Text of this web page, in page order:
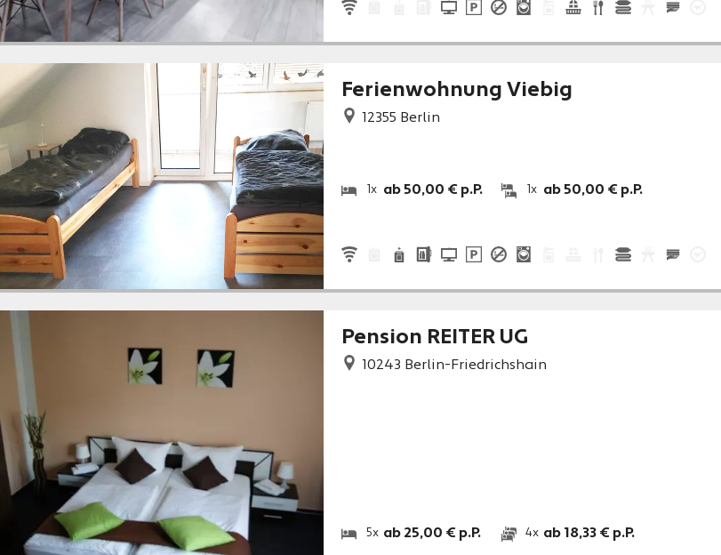
Ferienwohnung Viebig
12355 Berlin
1x ab 50,00 € p.P. 1x ab 50,00 € p.P.
Pension REITER UG
10243 Berlin-Friedrichshain
5x ab 25,00 € p.P. 4x ab 18,33 € p.P.